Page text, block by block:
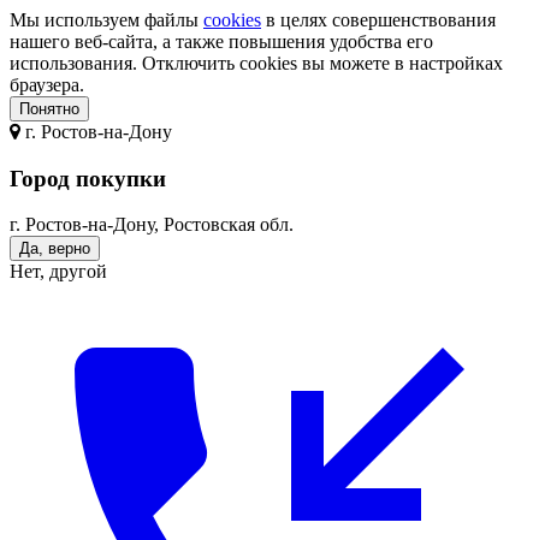
Мы используем файлы cookies в целях совершенствования
нашего веб-сайта, а также повышения удобства его
использования. Отключить cookies вы можете в настройках
браузера.
Понятно
г. Ростов-на-Дону
Город покупки
г. Ростов-на-Дону, Ростовская обл.
Да, верно
Нет, другой